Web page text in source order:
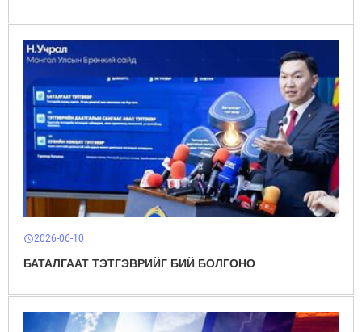
schedule2026-06-10
БАТАЛГААТ ТЭТГЭВРИЙГ БИЙ БОЛГОНО